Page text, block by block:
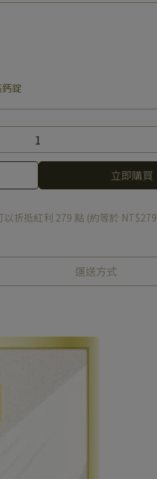
錠
立即購買
以折抵紅利 279 點 (約等於 NT$279
運送方式